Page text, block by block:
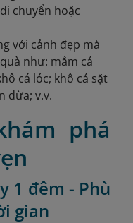
chuyển hoặc
với cảnh đẹp mà
như: mắm cá
cá lóc; khô cá sặt
dừa; v.v.
phá
1 đêm - Phù
gian